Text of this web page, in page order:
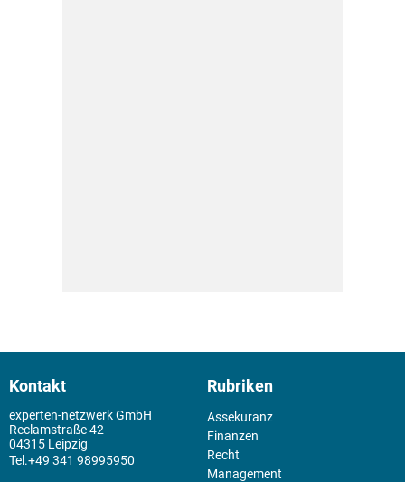
Kontakt
experten-netzwerk GmbH
Reclamstraße 42
04315 Leipzig
+49 341 98995950
Rubriken
Assekuranz
Finanzen
Recht
Management